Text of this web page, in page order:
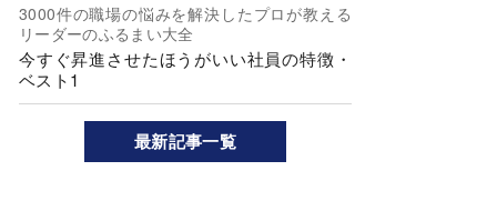
3000件の職場の悩みを解決したプロが教える
リーダーのふるまい大全
今すぐ昇進させたほうがいい社員の特徴・
ベスト1
最新記事一覧